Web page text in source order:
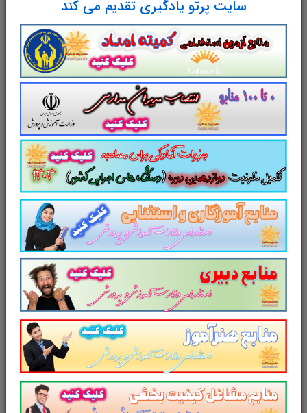
سایت پرتو یادگیری تقدیم می کند
مطابق با دوازدهمین امتحان مشترک
فراگیر دستگاه های اجرایی کشور
سایت علمی، آموزشی و فرهنگی پرتو یادگیری
مجموعه منابع آمادگی برای آزمونهای استخدامی را
برای داوطلبین این آزمون به شرح ذیل اعلام می
دارد.
لینک دانلود
جزوه خلاصه کتاب مبانی و نظریه
های فرهنگی
جزوه خلاصهکتابمفاهیم و
نظریه های فرهنگی